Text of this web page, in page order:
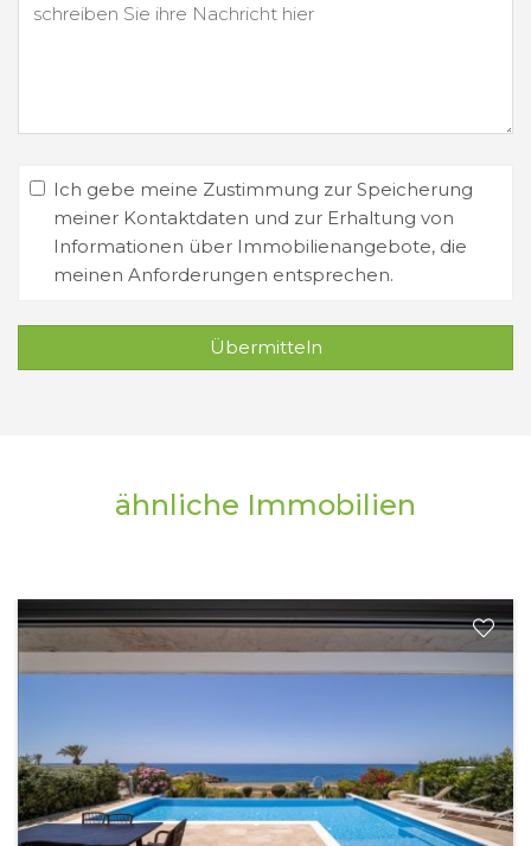
Ich gebe meine Zustimmung zur Speicherung
meiner Kontaktdaten und zur Erhaltung von
Informationen über Immobilienangebote, die
meinen Anforderungen entsprechen.
Übermitteln
ähnliche Immobilien